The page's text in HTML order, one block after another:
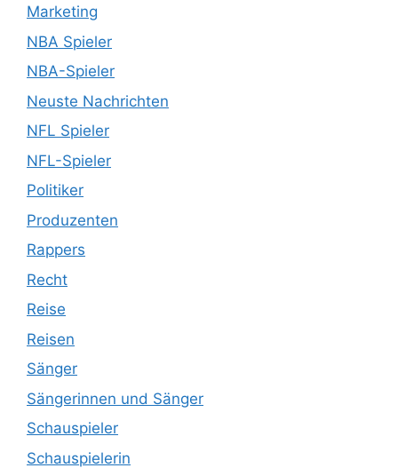
Marketing
NBA Spieler
NBA-Spieler
Neuste Nachrichten
NFL Spieler
NFL-Spieler
Politiker
Produzenten
Rappers
Recht
Reise
Reisen
Sänger
Sängerinnen und Sänger
Schauspieler
Schauspielerin